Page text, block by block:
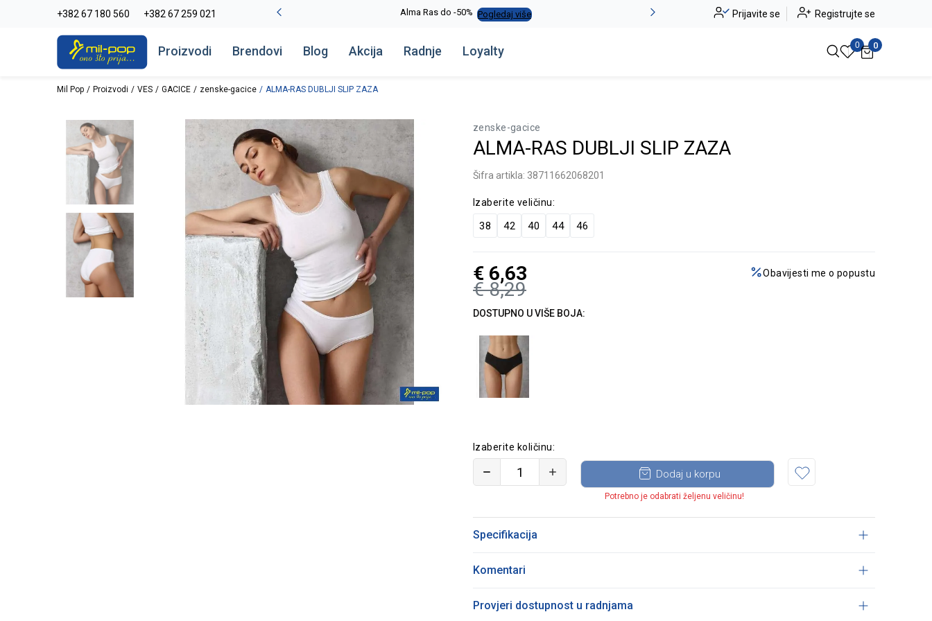
+382 67 180 560 +382 67 259 021
La Plage peškiri do -30% Pogledaj više Alma Ras do -50% Pogledaj više -20% na kompletan asortiman Pogledaj više
Prijavite se Registrujte se
Proizvodi Brendovi Blog Akcija Radnje Loyalty 0 0
Mil Pop Proizvodi VES GACICE zenske-gacice ALMA-RAS DUBLJI SLIP ZAZA
zenske-gacice
ALMA-RAS DUBLJI SLIP ZAZA
Šifra artikla: 38711662068201
Izaberite veličinu:
38 42 40 44 46
€ 8,29
€ 6,63 Obavijesti me o popustu
DOSTUPNO U VIŠE BOJA:
Izaberite količinu:
Dodaj u korpu
Potrebno je odabrati željenu veličinu!
Specifikacija
Komentari
Provjeri dostupnost u radnjama